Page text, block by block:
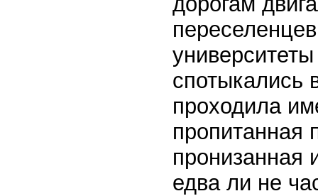
спотыкались
проходила
пропитанная
пронизанная
едва ли не